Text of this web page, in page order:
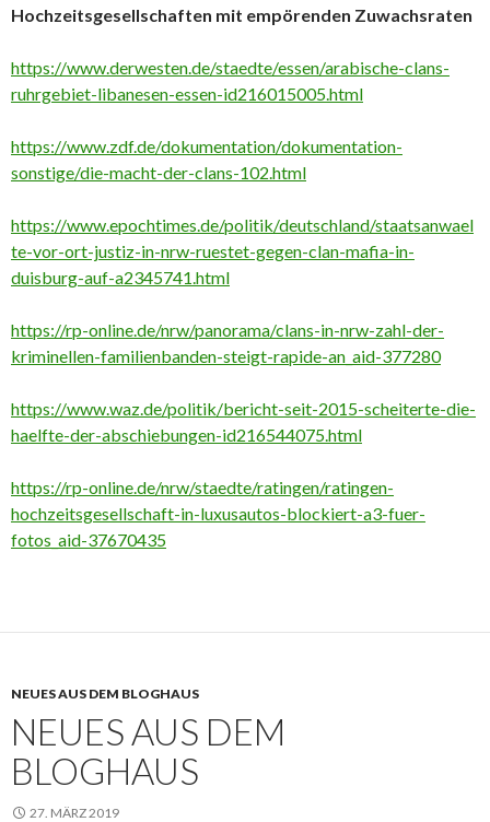
Hochzeitsgesellschaften mit empörenden Zuwachsraten
https://www.derwesten.de/staedte/essen/arabische-clans-
ruhrgebiet-libanesen-essen-id216015005.html
https://www.zdf.de/dokumentation/dokumentation-
sonstige/die-macht-der-clans-102.html
https://www.epochtimes.de/politik/deutschland/staatsanwael
te-vor-ort-justiz-in-nrw-ruestet-gegen-clan-mafia-in-
duisburg-auf-a2345741.html
https://rp-online.de/nrw/panorama/clans-in-nrw-zahl-der-
kriminellen-familienbanden-steigt-rapide-an_aid-377280
https://www.waz.de/politik/bericht-seit-2015-scheiterte-die-
haelfte-der-abschiebungen-id216544075.html
https://rp-online.de/nrw/staedte/ratingen/ratingen-
hochzeitsgesellschaft-in-luxusautos-blockiert-a3-fuer-
fotos_aid-37670435
NEUES AUS DEM BLOGHAUS
NEUES AUS DEM
BLOGHAUS
27. MÄRZ 2019